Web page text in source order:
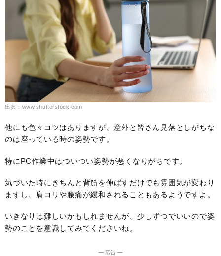
出典：www.shutterstock.com
他にも色々コツはありますが、意外と皆さん見落としがちな
のは座っている時の姿勢です。
特にPC作業中はついつい姿勢が悪くなりがちです。
気づいた時にきちんと背筋を伸ばすだけでも雰囲気が変わり
ますし、肩コリや腰痛が緩和されることもあるようですよ。
いきなりは難しいかもしれませんが、少しずつでいいので姿
勢のことを意識してみてくださいね。
― 広告 ―